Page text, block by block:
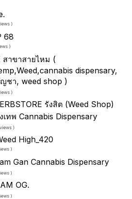
)
68
)
สาขาสายไหม (
dispensary,
ชา, weed shop )
)
รังสิต (Weed Shop)
เทพ Cannabis Dispensary
)
High_420
)
Gan Cannabis Dispensary
)
OG.
)